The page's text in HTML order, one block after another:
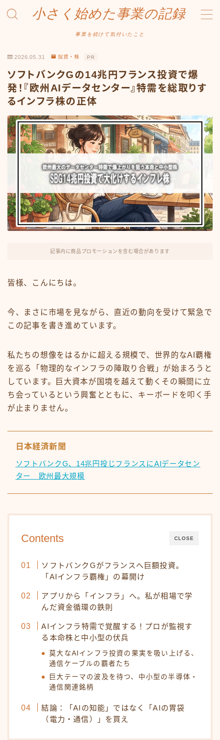
小さく始めた事業の記録
事業を続けて気付いたこと
Amazonせどり
トラブル事例
出品ノウハウ
フリマ物販
Yahoo出品
メルカリ販売
投資・株
FX・仮想通貨
リスキング・ラーニング
2026.05.31 投資・株 PR
ソフトバンクGの14兆円フランス投資で爆
発！『欧州AIデータセンター』特需を総取りす
るインフラ株の正体
記事内に商品プロモーションを含む場合があります
皆様、こんにちは。
今、まさに市場を見ながら、直近の動向を受けて緊急で
この記事を書き進めています。
私たちの想像をはるかに超える規模で、世界的なAI覇権
を巡る「物理的なインフラの陣取り合戦」が始まろうと
しています。巨大資本が国境を越えて動くその瞬間に立
ち会っているという興奮とともに、キーボードを叩く手
が止まりません。
日本経済新聞
ソフトバンクG、14兆円投じフランスにAIデータセン
ター 欧州最大規模
CLOSE
Contents
ソフトバンクGがフランスへ巨額投資。
「AIインフラ覇権」の幕開け
アプリから「インフラ」へ。私が相場で学
んだ資金循環の鉄則
AIインフラ特需で覚醒する！プロが監視す
る本命株と中小型の伏兵
莫大なAIインフラ投資の果実を吸い上げる、
通信ケーブルの覇者たち
巨大テーマの波及を待つ、中小型の半導体・
通信関連銘柄
結論：「AIの知能」ではなく「AIの胃袋
（電力・通信）」を買え